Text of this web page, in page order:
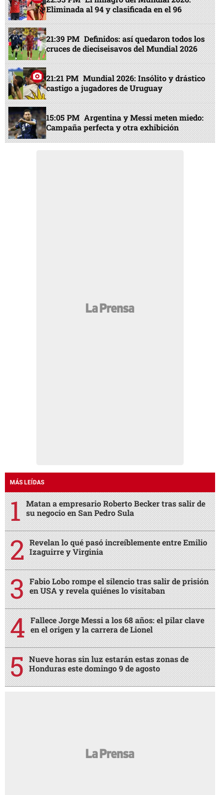
Eliminada al 94 y clasificada en el 96
21:39 PM Definidos: así quedaron todos los
cruces de dieciseisavos del Mundial 2026
21:21 PM Mundial 2026: Insólito y drástico
castigo a jugadores de Uruguay
15:05 PM Argentina y Messi meten miedo:
Campaña perfecta y otra exhibición
MÁS LEÍDAS
Matan a empresario Roberto Becker tras salir de
su negocio en San Pedro Sula
Revelan lo qué pasó increíblemente entre Emilio
Izaguirre y Virginia
Fabio Lobo rompe el silencio tras salir de prisión
en USA y revela quiénes lo visitaban
Fallece Jorge Messi a los 68 años: el pilar clave
en el origen y la carrera de Lionel
Nueve horas sin luz estarán estas zonas de
Honduras este domingo 9 de agosto